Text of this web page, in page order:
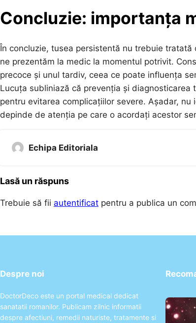
Concluzie: importanța
În concluzie, tusea persistentă nu trebuie
ne prezentăm la medic la momentul potrivit.
precoce și unul tardiv, ceea ce poate influența
Lucuța subliniază că prevenția și
pentru evitarea complicațiilor severe. Așadar,
depinde de atenția pe care o acordați acestor
Echipa Editoriala
Lasă un răspuns
Trebuie să fii autentificat pentru a publica un
Despre noi
DoctorDeco este un portal medical dedicat
sanatatii romanilor. Publicam zilnic informatii
despre afectiuni, remedii naturiste, tratamente si